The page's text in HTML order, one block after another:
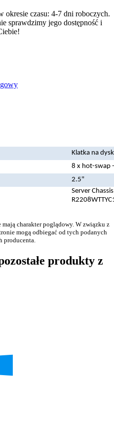
okresie czasu: 4-7 dni roboczych.
sprawdzimy jego dostępność i
Klatka na
8 x hot-swap
2.5"
Server
charakter poglądowy. W związku z
mogą odbiegać od tych podanych
producenta.
produkty z